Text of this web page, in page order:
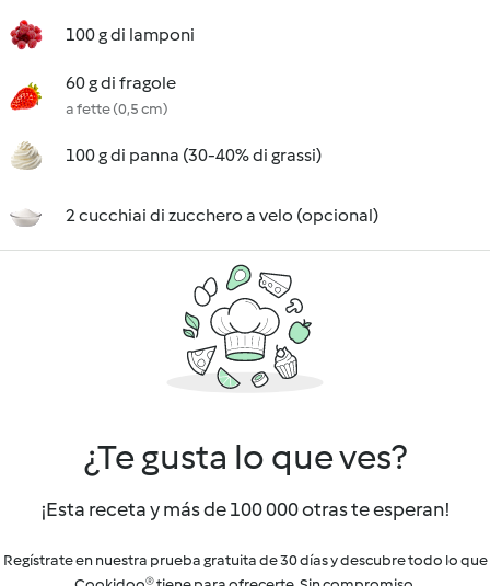
100 g di lamponi
60 g di fragole
a fette (0,5 cm)
100 g di panna (30-40% di grassi)
2 cucchiai di zucchero a velo (opcional)
¿Te gusta lo que ves?
¡Esta receta y más de 100 000 otras te esperan!
Regístrate en nuestra prueba gratuita de 30 días y descubre todo lo que